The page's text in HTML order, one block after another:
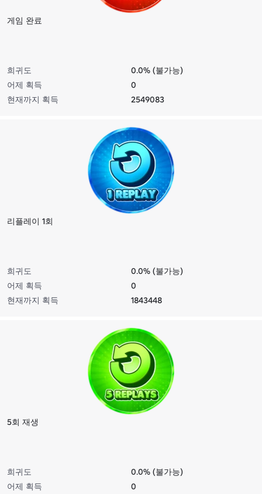
게임 완료
희귀도
0.0% (불가능)
어제 획득
0
현재까지 획득
2549083
리플레이 1회
희귀도
0.0% (불가능)
어제 획득
0
현재까지 획득
1843448
5회 재생
희귀도
0.0% (불가능)
어제 획득
0